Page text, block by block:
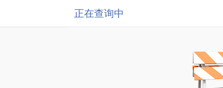
正在查询中